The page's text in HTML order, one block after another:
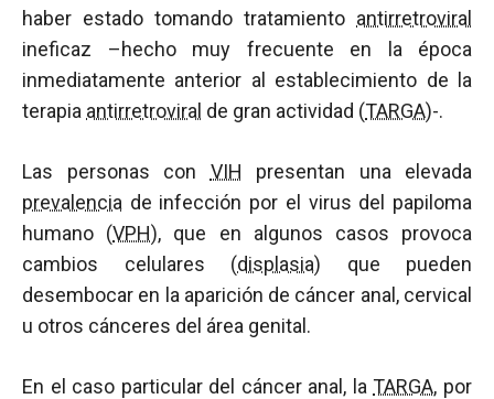
haber estado tomando tratamiento antirretroviral
ineficaz –hecho muy frecuente en la época
inmediatamente anterior al establecimiento de la
terapia antirretroviral de gran actividad (TARGA)-.
Las personas con VIH presentan una elevada
prevalencia de infección por el virus del papiloma
humano (VPH), que en algunos casos provoca
cambios celulares (displasia) que pueden
desembocar en la aparición de cáncer anal, cervical
u otros cánceres del área genital.
En el caso particular del cáncer anal, laTARGA, por